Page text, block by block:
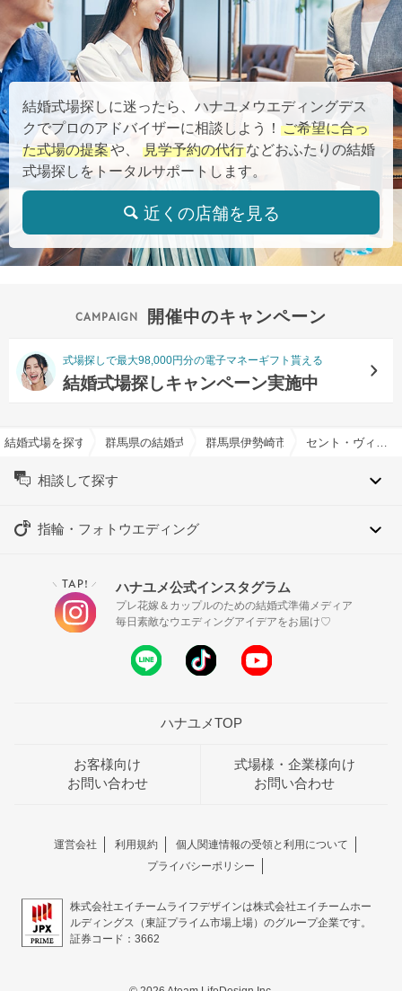
結婚式場探しに迷ったら、ハナユメウエディングデス
クでプロのアドバイザーに相談しよう！ ご希望に合っ
た式場の提案や、 見学予約の代行などおふたりの結婚
式場探しをトータルサポートします。
近くの店舗を見る
開催中のキャンペーン
式場探しで最大98,000円分の電子マネーギフト貰える
結婚式場探しキャンペーン実施中
結婚式場を探すならハナユメ群馬県の結婚式場一覧群馬県伊勢崎市の結婚式場一覧 セント・ヴィラ・デ・マリアージュ伊勢崎で結婚式
相談して探す
指輪・フォトウエディング
＼ TAP! ／ ハナユメ公式インスタグラム
プレ花嫁＆カップルのための結婚式準備メディア
毎日素敵なウエディングアイデアをお届け♡
ハナユメTOP
お客様向け
お問い合わせ
式場様・企業様向け
お問い合わせ
運営会社 利用規約
個人関連情報の受領と利用について
プライバシーポリシー
株式会社エイチームライフデザインは株式会社エイチームホー
ルディングス（東証プライム市場上場）のグループ企業です。
証券コード：3662